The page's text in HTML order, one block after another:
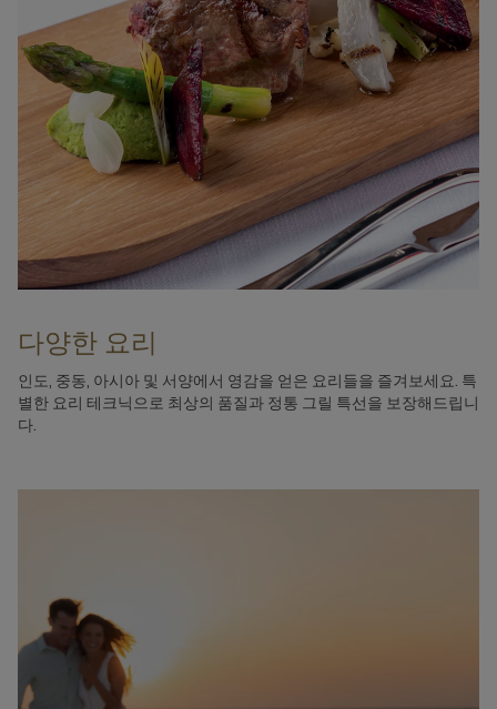
다양한 요리
인도, 중동, 아시아 및 서양에서 영감을 얻은 요리들을 즐겨보세요. 특
별한 요리 테크닉으로 최상의 품질과 정통 그릴 특선을 보장해드립니
다.